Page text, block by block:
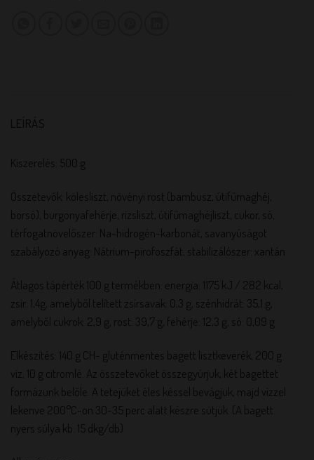
LEÍRÁS
Kiszerelés: 500 g
Összetevők: kölesliszt, növényi rost (bambusz, útifűmaghéj,
borsó), burgonyafehérje, rizsliszt, útifűmaghéjliszt, cukor, só,
térfogatnövelőszer: Na-hidrogén-karbonát, savanyúságot
szabályozó anyag: Nátrium-pirofoszfát, stabilizálószer: xantán
Átlagos tápérték 100 g termékben: energia: 1175 kJ / 282 kcal,
zsír: 1,4g, amelyből telített zsírsavak: 0,3 g, szénhidrát: 35,1 g,
amelyből cukrok: 2,9 g, rost: 39,7 g, fehérje: 12,3 g, só: 0,09 g
Elkészítés: 140 g CH- gluténmentes bagett lisztkeverék, 200 g
víz, 10 g citromlé. Az összetevőket összegyúrjuk, két bagettet
formázunk belőle. A tetejüket éles késsel bevágjuk, majd vízzel
lekenve 200°C-on 30-35 perc alatt készre sütjük. (A bagett
nyers súlya kb. 15 dkg/db)